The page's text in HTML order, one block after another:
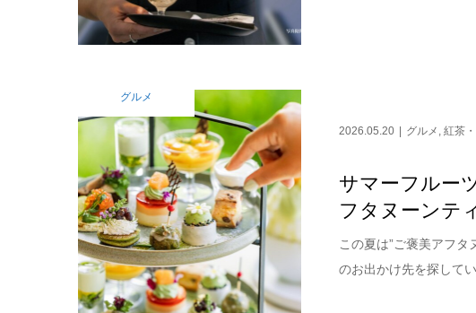
グルメ
2026.05.20 グルメ ,紅茶
サマーフルー
フタヌーンテ
この夏は”ご褒美アフ
のお出かけ先を探して